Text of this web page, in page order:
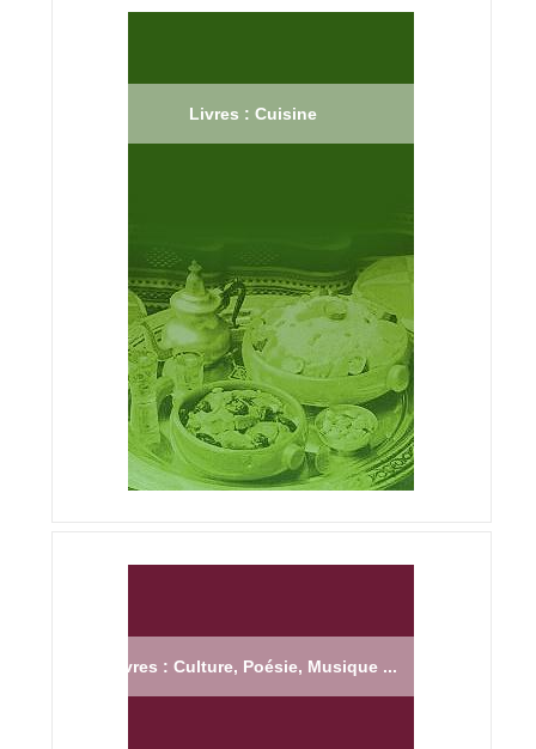
Livres : Cuisine
Livres : Culture, Poésie, Musique ...